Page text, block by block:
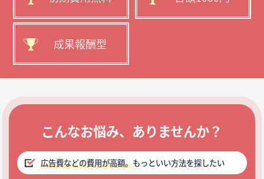
成果報酬型
こんなお悩み、ありませんか？
広告費などの費用が高額。もっといい方法を探したい